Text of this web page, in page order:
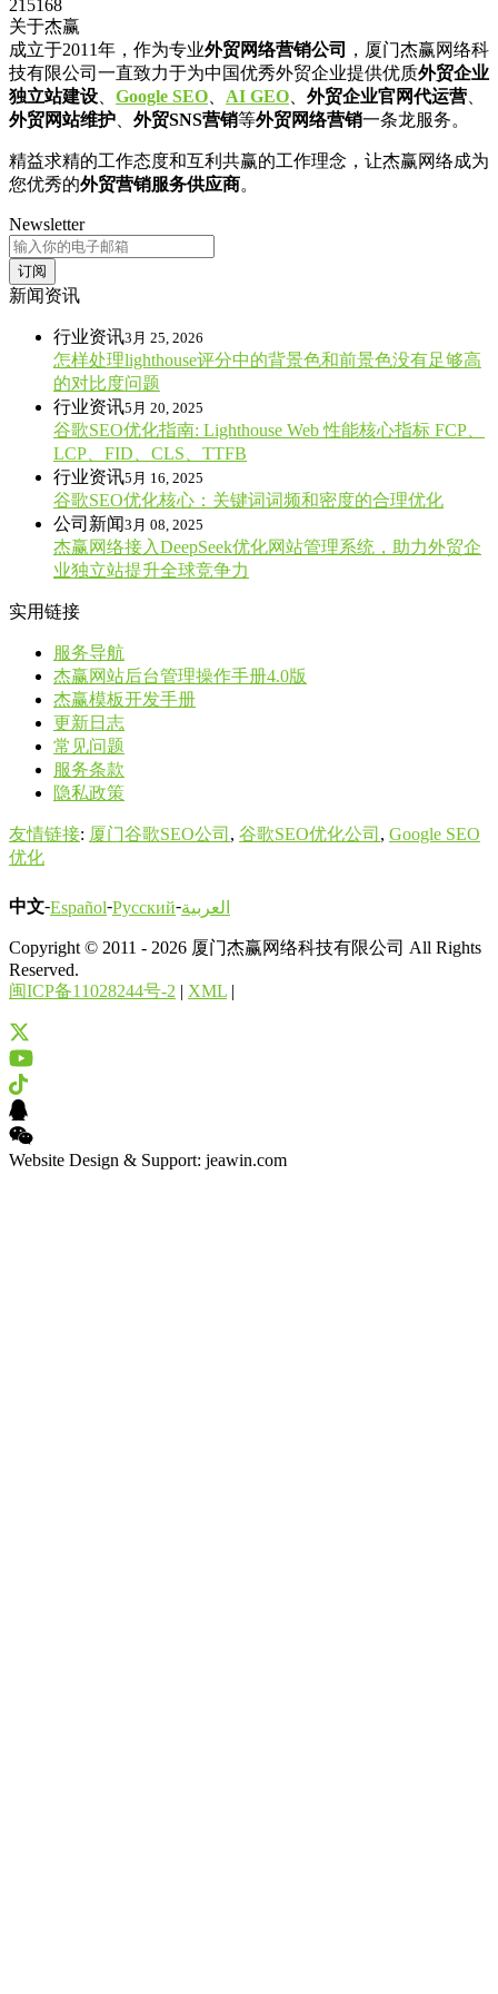
215168
关于杰赢
成立于2011年，作为专业外贸网络营销公司
，厦门杰赢网络科
技有限公司一直致力于为中国优秀外贸企业提供优质外贸企业
独立站建设
Google SEO AI GEO 外贸企业官网代运营
外贸网站维护
外贸SNS营销等外贸网络营销一条龙服务。
精益求精的工作态度和互利共赢的工作理念，让杰赢网络成为
您优秀的外贸营销服务供应商。
Newsletter
订阅
新闻资讯
行业资讯3月 25, 2026
怎样处理lighthouse评分中的背景色和前景色没有足够高
的对比度问题
行业资讯5月 20, 2025
谷歌SEO优化指南: Lighthouse Web 性能核心指标 FCP、
LCP、FID、CLS、TTFB
行业资讯5月 16, 2025
谷歌SEO优化核心：关键词词频和密度的合理优化
公司新闻3月 08, 2025
杰赢网络接入DeepSeek优化网站管理系统，助力外贸企
业独立站提升全球竞争力
实用链接
服务导航
杰赢网站后台管理操作手册4.0版
杰赢模板开发手册
更新日志
常见问题
服务条款
隐私政策
友情链接: 厦门谷歌SEO公司 , 谷歌SEO优化公司 , Google SEO
优化
中文-Español-Русский-العربية
Copyright © 2011 - 2026 厦门杰赢网络科技有限公司 All Rights
Reserved.
闽ICP备11028244号-2 | XML |
Website Design & Support: jeawin.com